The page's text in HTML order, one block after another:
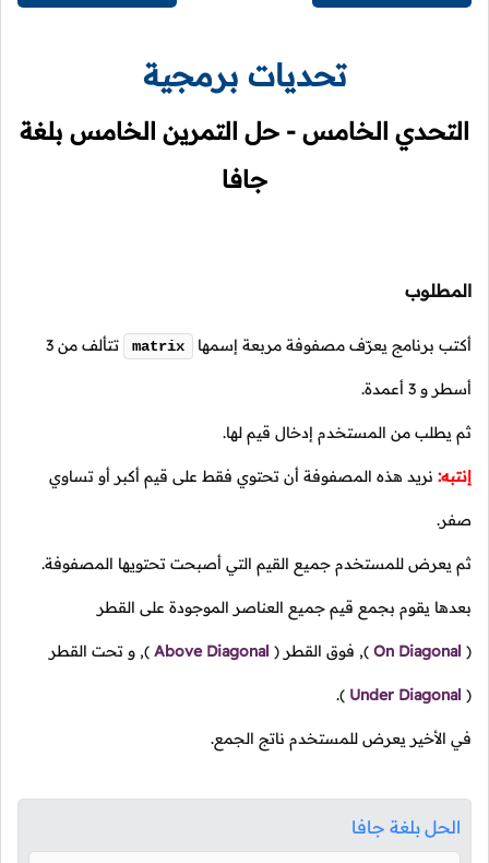
تحديات برمجية
التحدي الخامس - حل التمرين الخامس بلغة
جافا
المطلوب
أكتب برنامج يعرّف مصفوفة مربعة إسمها matrix تتألف من 3
أسطر و 3 أعمدة.
ثم يطلب من المستخدم إدخال قيم لها.
إنتبه: نريد هذه المصفوفة أن تحتوي فقط على قيم أكبر أو تساوي
صفر.
ثم يعرض للمستخدم جميع القيم التي أصبحت تحتويها المصفوفة.
بعدها يقوم بجمع قيم جميع العناصر الموجودة على القطر
(
On Diagonal
), فوق القطر (
Above Diagonal
), و تحت القطر
(
Under Diagonal
).
في الأخير يعرض للمستخدم ناتج الجمع.
الحل بلغة جافا